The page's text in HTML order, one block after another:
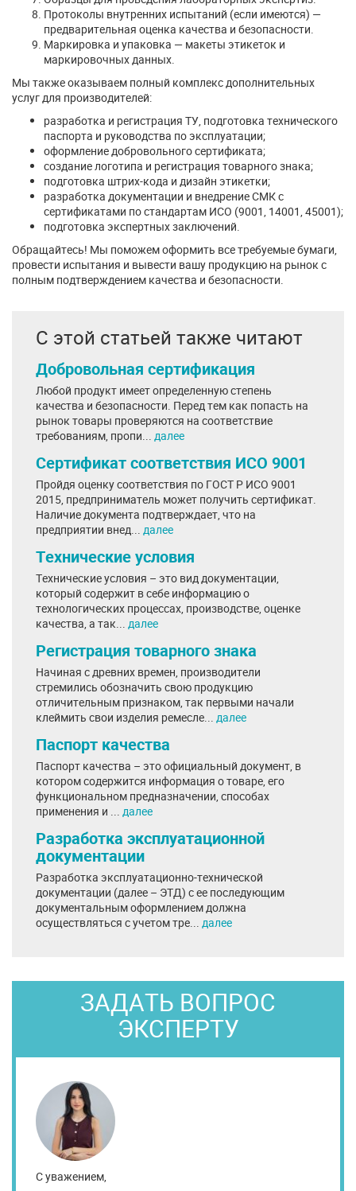
Протоколы внутренних испытаний (если имеются) —
предварительная оценка качества и безопасности.
Маркировка и упаковка — макеты этикеток и
маркировочных данных.
Мы также оказываем полный комплекс дополнительных
услуг для производителей:
разработка и регистрация ТУ, подготовка технического
паспорта и руководства по эксплуатации;
оформление добровольного сертификата;
создание логотипа и регистрация товарного знака;
подготовка штрих-кода и дизайн этикетки;
разработка документации и внедрение СМК с
сертификатами по стандартам ИСО (9001, 14001, 45001);
подготовка экспертных заключений.
Обращайтесь! Мы поможем оформить все требуемые бумаги,
провести испытания и вывести вашу продукцию на рынок с
полным подтверждением качества и безопасности.
С этой статьей также читают
Добровольная сертификация
Любой продукт имеет определенную степень
качества и безопасности. Перед тем как попасть на
рынок товары проверяются на соответствие
требованиям, пропи... далее
Сертификат соответствия ИСО 9001
Пройдя оценку соответствия по ГОСТ Р ИСО 9001
2015, предприниматель может получить сертификат.
Наличие документа подтверждает, что на
предприятии внед... далее
Технические условия
Технические условия – это вид документации,
который содержит в себе информацию о
технологических процессах, производстве, оценке
качества, а так... далее
Регистрация товарного знака
Начиная с древних времен, производители
стремились обозначить свою продукцию
отличительным признаком, так первыми начали
клеймить свои изделия ремесле... далее
Паспорт качества
Паспорт качества – это официальный документ, в
котором содержится информация о товаре, его
функциональном предназначении, способах
применения и ... далее
Разработка эксплуатационной
документации
Разработка эксплуатационно-технической
документации (далее – ЭТД) с ее последующим
документальным оформлением должна
осуществляться с учетом тре... далее
ЗАДАТЬ ВОПРОС
ЭКСПЕРТУ
С уважением,